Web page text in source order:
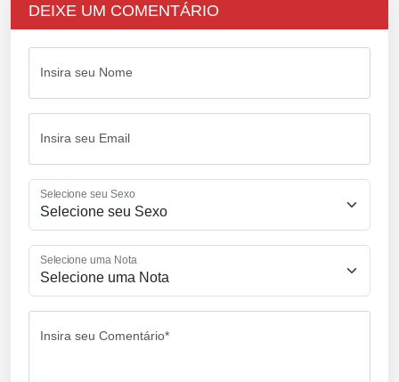
DEIXE UM COMENTÁRIO
Insira seu Nome
Insira seu Email
Selecione seu Sexo
Selecione uma Nota
Insira seu Comentário*